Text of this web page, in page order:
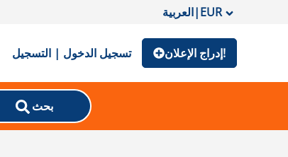
العربية|EUR
تسجيل الدخول | التسجيل إدراج الإعلان!
بحث